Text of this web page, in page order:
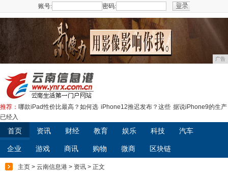
账号: 密码:
广告
推荐： 哪款iPad性价比最高？如何选 iPhone12推迟发布？这些 据说iPhone9的生产
已经入
首页 资讯 财经 教育 娱乐 科技 汽车
企业 游戏 商讯 购物 微商 区块链
主页 > 云南信息港 > 资讯 > 正文